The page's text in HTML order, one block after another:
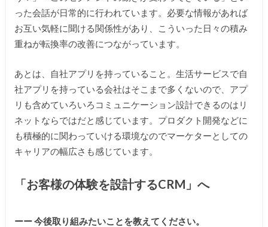
った会話が日常的に行われています。必要な情報があれば
お互い気軽に聞ける関係性があり、こういった日々の積み
重ねが転換率の改善につながっています。
あとは、自社アプリを持っていること。生活サービスで自
社アプリを持っている会社はそこまで多くないので、アプ
リも含めていろいろコミュニケーション設計できるのはリ
ネットならではだと感じています。プロダクト開発などに
も積極的に関わっていける環境なのでマーケターとしての
キャリアの幅広さも感じています。
「お客様の体験を設計するCRM」へ
ーー 今後取り組みたいことを教えてください。